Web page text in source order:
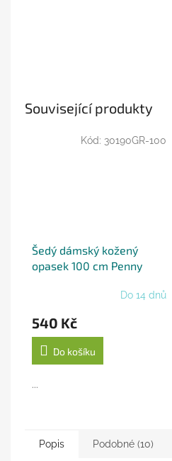
Související produkty
Šedý dámský kožený
opasek 100 cm Penny
Do 14 dnů
540 Kč
Do košíku
...
Kód: 30190GR-100
Popis Podobné (10)